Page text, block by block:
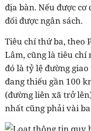
địa bàn. Nếu được
đối được ngân sách.
Tiêu chí thứ ba, theo
Lâm, cũng là tiêu chí
đó là tỷ lệ đường
đang thiếu gần 100
(đường liên xã trở
nhất cũng phải vài